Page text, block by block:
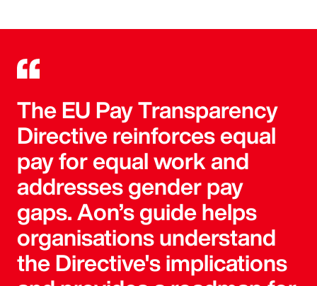
The EU Pay Transparency
Directive reinforces equal
pay for equal work and
addresses gender pay
gaps. Aon’s guide helps
organisations understand
the Directive's implications